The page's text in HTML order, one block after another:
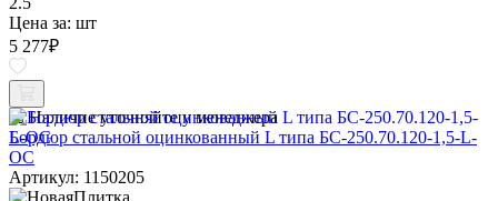
Цена за: шт
5 277₽
Наличие уточняйте у менеджера
Бордюр стальной оцинкованный L типа БС-250.70.120-1,5-L-
ОС
Артикул: 1150205